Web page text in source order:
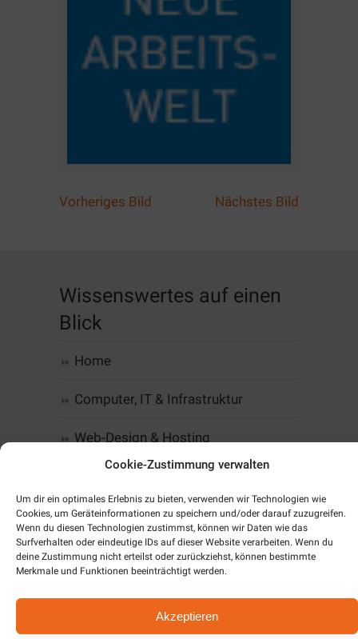
Cookie-Zustimmung verwalten
Um dir ein optimales Erlebnis zu bieten, verwenden wir Technologien wie
Cookies, um Geräteinformationen zu speichern und/oder darauf zuzugreifen.
Wenn du diesen Technologien zustimmst, können wir Daten wie das
Surfverhalten oder eindeutige IDs auf dieser Website verarbeiten. Wenn du
deine Zustimmung nicht erteilst oder zurückziehst, können bestimmte
Merkmale und Funktionen beeinträchtigt werden.
Akzeptieren
Vorheriges Bild Nächstes Bild
Wissenswertes auf einen
Blick
Home
Computer, IT & Infrastruktur
Web-Design & Hosting
Software
Alarm & SmartHome